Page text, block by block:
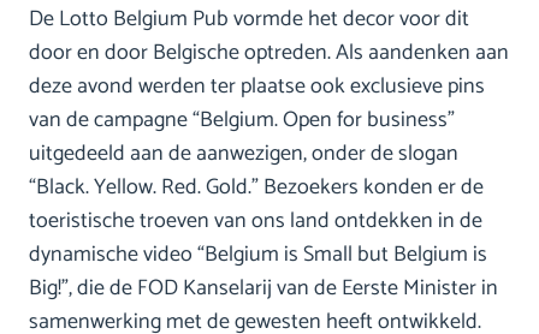
De Lotto Belgium Pub vormde het decor voor dit
door en door Belgische optreden. Als aandenken aan
deze avond werden ter plaatse ook exclusieve pins
van de campagne “Belgium. Open for business”
uitgedeeld aan de aanwezigen, onder de slogan
“Black. Yellow. Red. Gold.” Bezoekers konden er de
toeristische troeven van ons land ontdekken in de
dynamische video “Belgium is Small but Belgium is
Big!”, die de FOD Kanselarij van de Eerste Minister in
samenwerking met de gewesten heeft ontwikkeld.